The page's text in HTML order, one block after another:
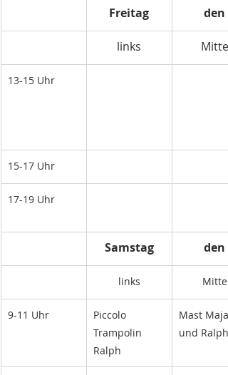
Freitag den
links Mitte
13-15 Uhr
15-17 Uhr
17-19 Uhr
Samstag den
links Mitte
9-11 Uhr
Piccolo
Trampolin
Ralph
Mast Maja
und Ralph